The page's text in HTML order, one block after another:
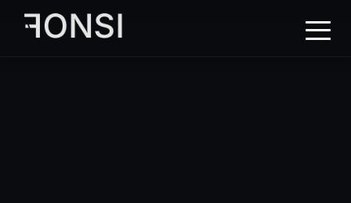
contenido